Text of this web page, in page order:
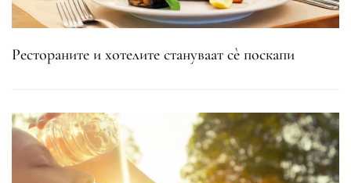
Рестораните и хотелите стануваат сè поскапи